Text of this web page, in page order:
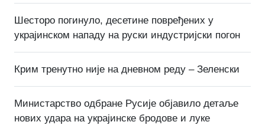
Шесторо погинуло, десетине повређених у
украјинском нападу на руски индустријски погон
Крим тренутно није на дневном реду – Зеленски
Министарство одбране Русије објавило детаље
нових удара на украјинске бродове и луке